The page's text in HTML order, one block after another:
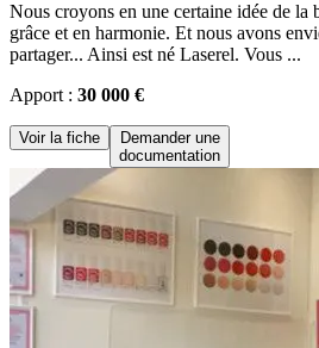
Nous croyons en une certaine idée de la
grâce et en harmonie. Et nous avons
partager... Ainsi est né Laserel. Vous ...
Apport : 30 000 €
Voir la fiche
Demander une
documentation